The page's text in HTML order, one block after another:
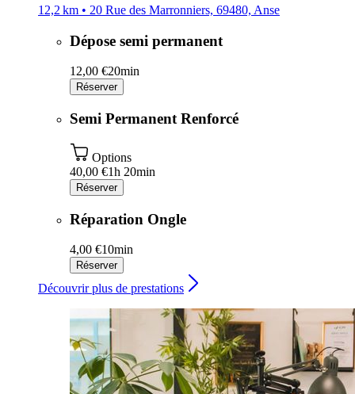
12,2 km • 20 Rue des Marronniers, 69480, Anse
Dépose semi permanent
12,00 €20min
Réserver
Semi Permanent Renforcé
Options
40,00 €1h 20min
Réserver
Réparation Ongle
4,00 €10min
Réserver
Découvrir plus de prestations